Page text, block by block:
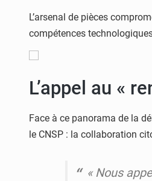
L’arsenal de pièces
compétences
L’appel au «
Face à ce panorama de la
le CNSP : la collaboration
«Nous